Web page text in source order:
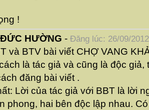
!
HƯỜNG - Đăng lúc: 26/09/
và BTV bài viết CHỢ VANG
là tác giả và cũng là độc giả,
đăng bài viết .
Lời của tác giả với BBT là lời
phong, hai bên độc lập nhau.